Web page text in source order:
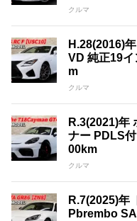
クルマ
H.28(2016)
VD 純正19
m
クルマ
R.3(2021)年
ナー PDLS
00km
クルマ
R.7(2025)年
Pbrembo